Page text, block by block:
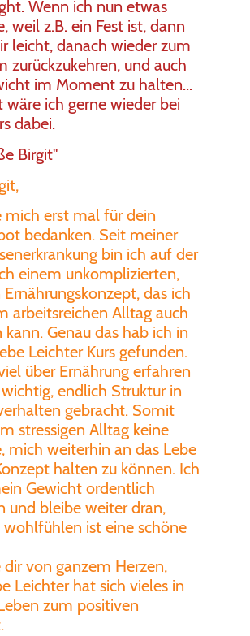
Wenn ich nun etwas
weil z.B. ein Fest ist, dann
leicht, danach wieder zum
zurückzukehren, und auch
im Moment zu halten...
wäre ich gerne wieder bei
dabei.
Birgit"
mich erst mal für dein
bedanken. Seit meiner
bin ich auf der
einem unkomplizierten,
das ich
arbeitsreichen Alltag auch
kann. Genau das hab ich in
Leichter Kurs gefunden.
über Ernährung erfahren
endlich Struktur in
gebracht. Somit
stressigen Alltag keine
mich weiterhin an das Lebe
halten zu können. Ich
Gewicht ordentlich
und bleibe weiter dran,
wohlfühlen ist eine schöne
dir von ganzem Herzen,
Leichter hat sich vieles in
zum positiven